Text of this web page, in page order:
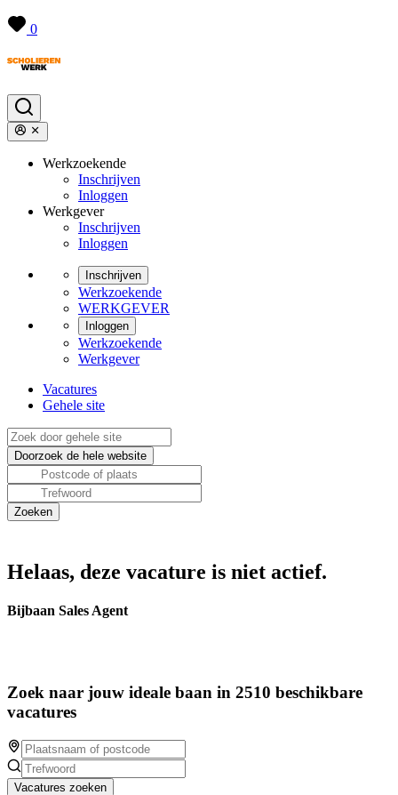
0
Werkzoekende
Inschrijven
Inloggen
Werkgever
Inschrijven
Inloggen
Inschrijven
Werkzoekende
WERKGEVER
Inloggen
Werkzoekende
Werkgever
Vacatures
Gehele site
Helaas, deze vacature is niet actief.
Bijbaan Sales Agent
Zoek naar jouw ideale baan in 2510 beschikbare
vacatures
Vacatures zoeken